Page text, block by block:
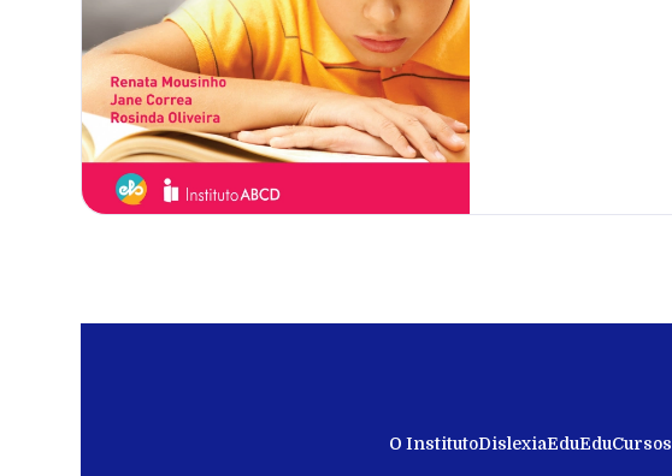
O InstitutoDislexiaEduEduCursos